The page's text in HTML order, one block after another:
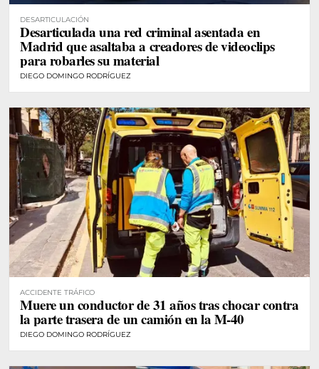
DESARTICULACIÓN
Desarticulada una red criminal asentada en
Madrid que asaltaba a creadores de videoclips
para robarles su material
DIEGO DOMINGO RODRÍGUEZ
ACCIDENTE TRÁFICO
Muere un conductor de 31 años tras chocar contra
la parte trasera de un camión en la M-40
DIEGO DOMINGO RODRÍGUEZ